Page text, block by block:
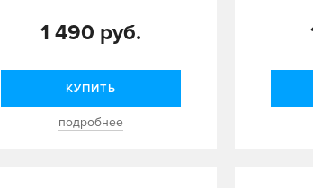
1 490 руб.
КУПИТЬ
подробнее